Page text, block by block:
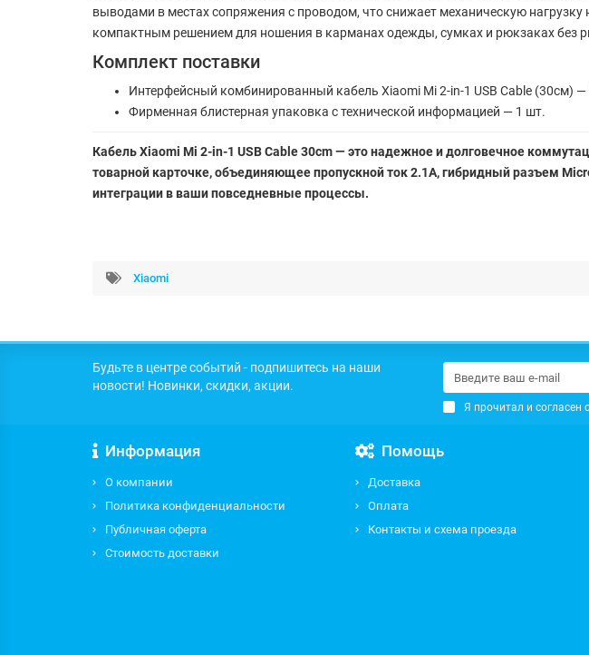
выводами в местах сопряжения с проводом, что снижает механическую
компактным решением для ношения в карманах одежды, сумках и рюкзаках без
Комплект поставки
Интерфейсный комбинированный кабель Xiaomi Mi 2-in-1 USB Cable (30см) —
Фирменная блистерная упаковка с технической информацией — 1 шт.
Кабель Xiaomi Mi 2-in-1 USB Cable 30cm — это надежное и долговечное
товарной карточке, объединяющее пропускной ток 2.1А, гибридный разъем
интеграции в ваши повседневные процессы.
Xiaomi
Будьте в центре событий - подпишитесь на наши
новости! Новинки, скидки, акции.
Я прочитал и согласен
Информация
О компании
Политика конфиденциальности
Публичная оферта
Стоимость доставки
Помощь
Доставка
Оплата
Контакты и схема проезда